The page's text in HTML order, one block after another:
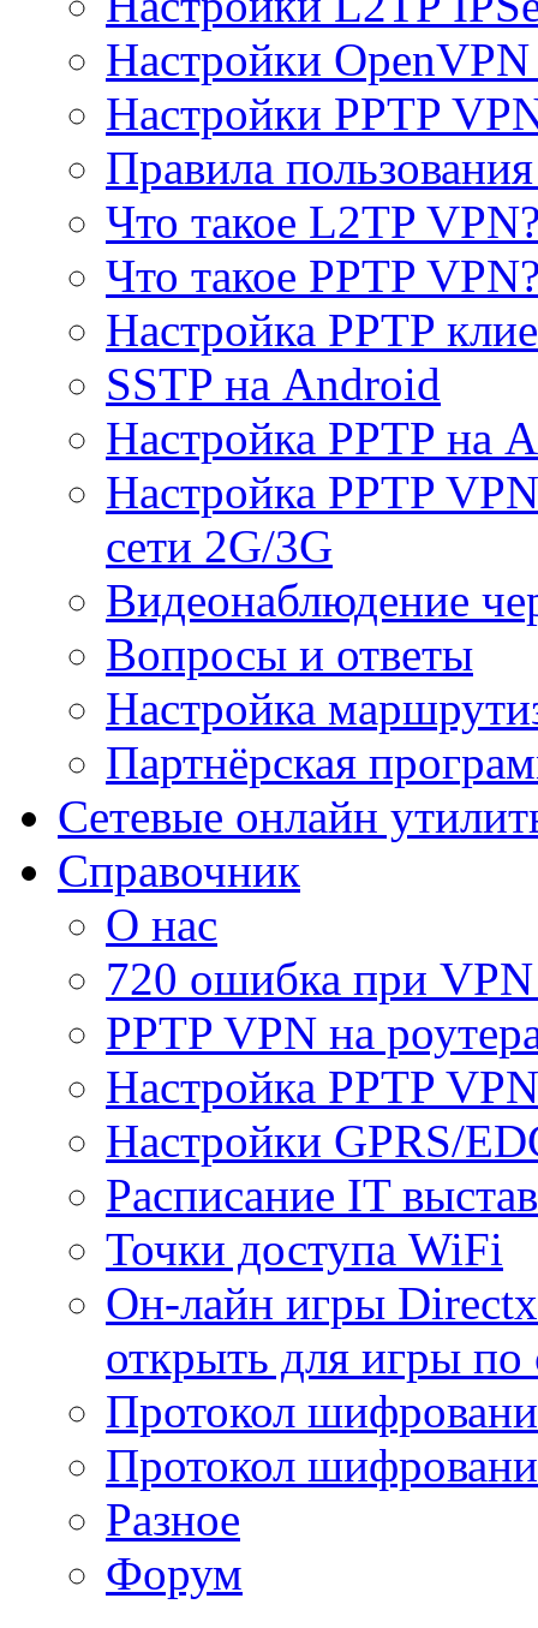
Настройки
Настройки PPTP
Правила
Что такое L2TP
Что такое PPTP
Настройка PPTP
SSTP на Android
Настройка PPTP на
Настройка PPTP
сети 2G/3G
Видеонаблюдение
Вопросы и ответы
Настройка
Партнёрская
Сетевые онлайн
Справочник
О нас
720 ошибка при
PPTP VPN на
Настройка PPTP
Настройки GPRS/
Расписание IT
Точки доступа WiFi
Он-лайн игры
открыть для игры по
Протокол
Протокол
Разное
Форум